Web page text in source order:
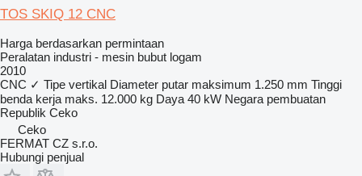
TOS SKIQ 12 CNC
Harga berdasarkan permintaan
Peralatan industri - mesin bubut logam
2010
CNC ✓ Tipe vertikal Diameter putar maksimum 1.250 mm Tinggi
benda kerja maks. 12.000 kg Daya 40 kW Negara pembuatan
Republik Ceko
Ceko
FERMAT CZ s.r.o.
Hubungi penjual